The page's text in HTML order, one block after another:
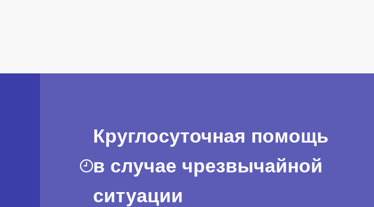
Круглосуточная помощь
в случае чрезвычайной
ситуации